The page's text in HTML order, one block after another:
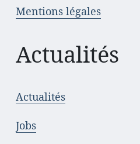
Mentions légales
Actualités
Actualités
Jobs